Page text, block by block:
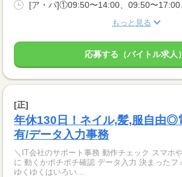
もっと見る
応募する（バイトル求人）
[正]
年休130日！ネイル,髪,服自由◎
有/データ入力事務
＼IT会社のサポート事務 動作チェック スマホ
に 動くかポチポチ確認 データ入力 決まったフ
ゆくゆくはいろい...